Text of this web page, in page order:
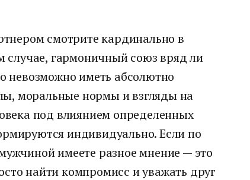
смотрите кардинально в
случае, гармоничный союз вряд ли
невозможно иметь абсолютно
моральные нормы и взгляды на
под влиянием определенных
индивидуально. Если по
имеете разное мнение — это
найти компромисс и уважать друг